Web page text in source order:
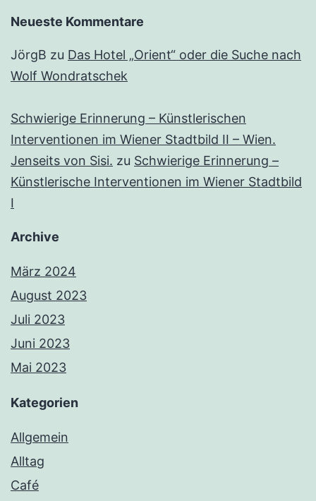
Neueste Kommentare
JörgB zu Das Hotel „Orient“ oder die Suche nach
Wolf Wondratschek
Schwierige Erinnerung – Künstlerischen
Interventionen im Wiener Stadtbild II – Wien.
Jenseits von Sisi. zu Schwierige Erinnerung –
Künstlerische Interventionen im Wiener Stadtbild
I
Archive
März 2024
August 2023
Juli 2023
Juni 2023
Mai 2023
Kategorien
Allgemein
Alltag
Café